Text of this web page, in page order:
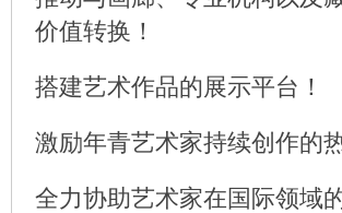
价值转换！
搭建艺术作品的展示平台！
激励年青艺术家持续创作的
全力协助艺术家在国际领域